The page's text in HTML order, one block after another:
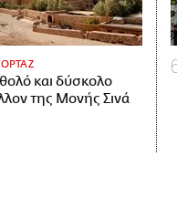
και δύσκολο
της Μονής Σινά